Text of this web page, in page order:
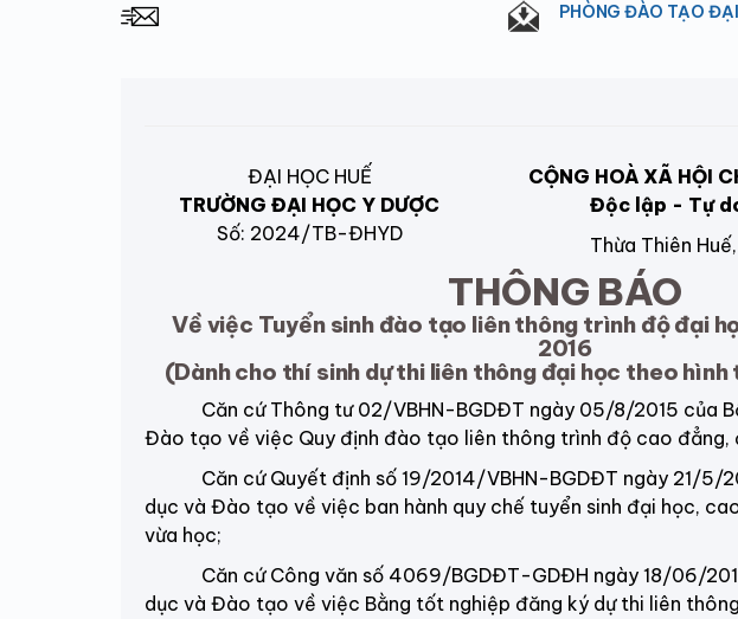
PHÒNG ĐÀO TẠO
ĐẠI HỌC HUẾ
TRƯỜNG ĐẠI HỌC Y DƯỢC
Số: 2024/TB-ĐHYD
CỘNG HOÀ XÃ HỘI
Độc lập - Tự
Thừa Thiên
THÔNG BÁO
Về việc Tuyển sinh đào tạo liên thông trình độ đại
2016
(Dành cho thí sinh dự thi liên thông đại học theo
Căn cứ Thông tư 02/VBHN-BGDĐT ngày 05/8/2015 của
Đào tạo về việc Quy định đào tạo liên thông trình độ cao đẳng,
Căn cứ Quyết định số 19/2014/VBHN-BGDĐT ngày 21/5/
dục và Đào tạo về việc ban hành quy chế tuyển sinh đại học,
vừa học;
Căn cứ Công văn số 4069/BGDĐT-GDĐH ngày 18/06/
dục và Đào tạo về việc Bằng tốt nghiệp đăng ký dự thi liên